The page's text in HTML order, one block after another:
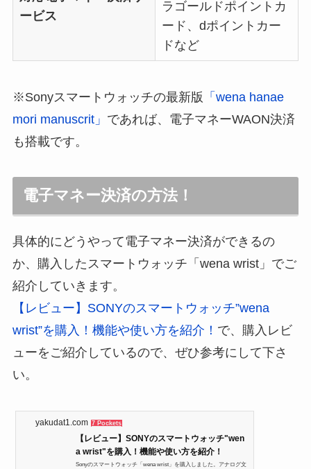
ービス
ラゴールドポイントカ
ード、dポイントカー
ドなど
※Sonyスマートウォッチの最新版 「wena hanae
mori manuscrit」 であれば、電子マネーWAON決済
も搭載です。
電子マネー決済の方法！
具体的にどうやって電子マネー決済ができるの
か、購入したスマートウォッチ「wena wrist」でご
紹介していきます。
【レビュー】SONYのスマートウォッチ”wena
wrist”を購入！機能や使い方を紹介！ で、購入レビ
ューをご紹介しているので、ぜひ参考にして下さ
い。
yakudat1.com 7 Pockets
【レビュー】SONYのスマートウォッチ"wen
a wrist"を購入！機能や使い方を紹介！
Sonyのスマートウォッチ「wena wrist」を購入しました。アナログ文